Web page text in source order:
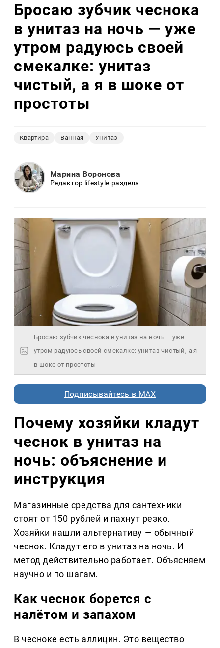
Бросаю зубчик чеснока
в унитаз на ночь — уже
утром радуюсь своей
смекалке: унитаз
чистый, а я в шоке от
простоты
Квартира Ванная Унитаз
Марина Воронова
Редактор lifestyle-раздела
Бросаю зубчик чеснока в унитаз на ночь — уже
утром радуюсь своей смекалке: унитаз чистый, а я
в шоке от простоты
Подписывайтесь в MAX
Почему хозяйки кладут
чеснок в унитаз на
ночь: объяснение и
инструкция
Магазинные средства для сантехники
стоят от 150 рублей и пахнут резко.
Хозяйки нашли альтернативу — обычный
чеснок. Кладут его в унитаз на ночь. И
метод действительно работает. Объясняем
научно и по шагам.
Как чеснок борется с
налётом и запахом
В чесноке есть аллицин. Это вещество